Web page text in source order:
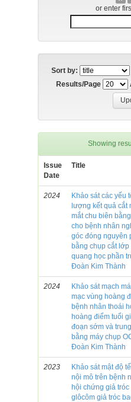
or enter
Sort by:
Results/Page
Showing
Issue
Date
Title
2024
Khảo sát các yếu
lượng kết quả cắt
mắt chu biên
cho bệnh nhân
góc đóng nguyên
bằng chụp cắt lớp
quang học phần
Đoàn Kim Thành
2024
Khảo sát mạch
mạc vùng hoàng
bệnh nhân thoái
hoàng điểm tuổi
đoạn sớm và
bằng máy chụp
Đoàn Kim Thành
2023
Khảo sát mật độ
nội mô trên bệnh
hội chứng giả tróc
glôcôm giả tróc